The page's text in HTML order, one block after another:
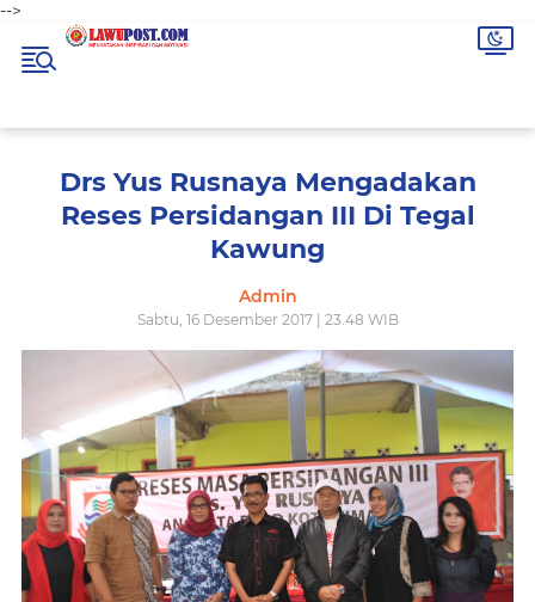
-->
Drs Yus Rusnaya Mengadakan
Reses Persidangan III Di Tegal
Kawung
Admin
Sabtu, 16 Desember 2017 | 23.48 WIB